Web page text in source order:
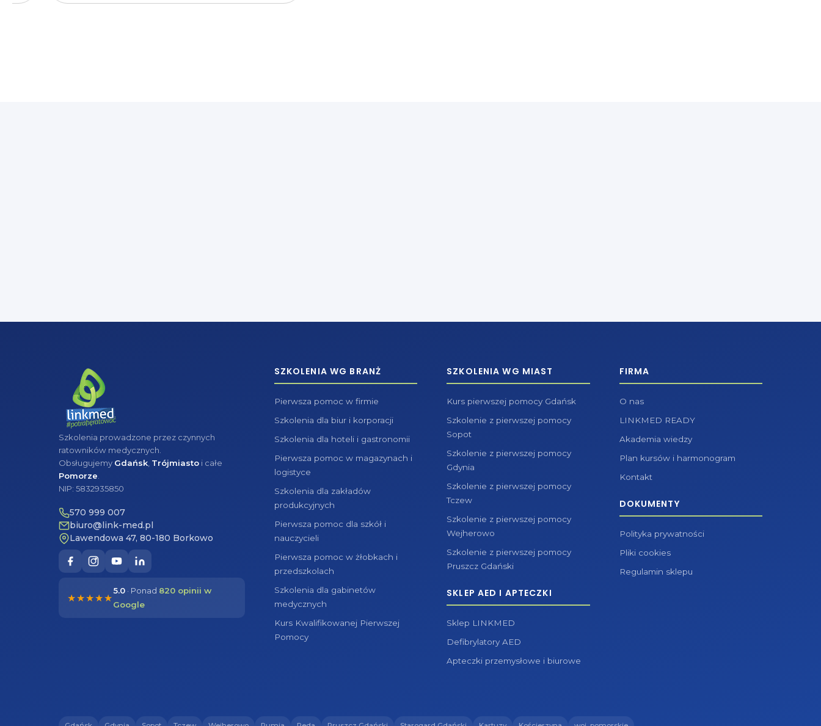
Szkolenia prowadzone przez czynnych
ratowników medycznych.
Obsługujemy Gdańsk Trójmiasto i całe
Pomorze
NIP: 5832935850
570 999 007
biuro@link-med.pl
Lawendowa 47, 80-180 Borkowo
★★★★★
5.0 · Ponad 820 opinii w
Google
SZKOLENIA WG BRANŻ
Pierwsza pomoc w firmie
Szkolenia dla biur i korporacji
Szkolenia dla hoteli i gastronomii
Pierwsza pomoc w magazynach i
logistyce
Szkolenia dla zakładów
produkcyjnych
Pierwsza pomoc dla szkół i
nauczycieli
Pierwsza pomoc w żłobkach i
przedszkolach
Szkolenia dla gabinetów
medycznych
Kurs Kwalifikowanej Pierwszej
Pomocy
SZKOLENIA WG MIAST
Kurs pierwszej pomocy Gdańsk
Szkolenie z pierwszej pomocy
Sopot
Szkolenie z pierwszej pomocy
Gdynia
Szkolenie z pierwszej pomocy
Tczew
Szkolenie z pierwszej pomocy
Wejherowo
Szkolenie z pierwszej pomocy
Pruszcz Gdański
SKLEP AED I APTECZKI
Sklep LINKMED
Defibrylatory AED
Apteczki przemysłowe i biurowe
FIRMA
O nas
LINKMED READY
Akademia wiedzy
Plan kursów i harmonogram
Kontakt
DOKUMENTY
Polityka prywatności
Pliki cookies
Regulamin sklepu